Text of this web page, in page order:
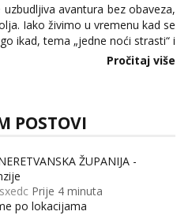
avantura bez obaveza,
Iako živimo u vremenu kad se
ikad, tema „jedne noći strasti“ i
Što zapravo misle žene, a što
Pročitaj više
POSTOVI
ŽUPANIJA -
Prije 4 minuta
po lokacijama